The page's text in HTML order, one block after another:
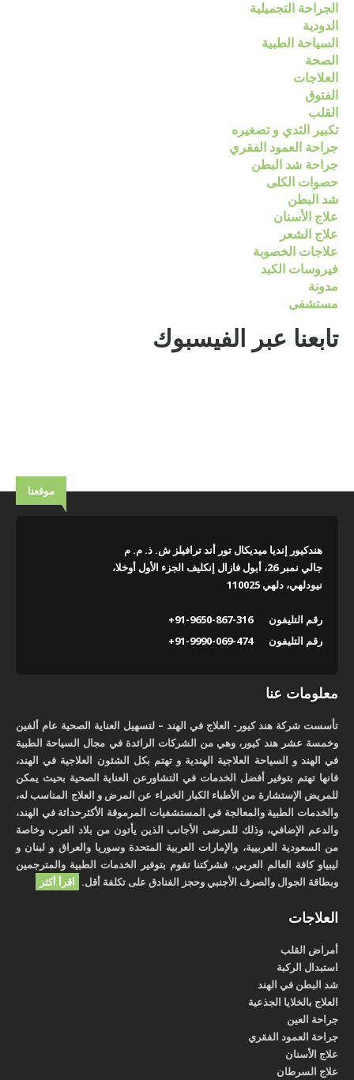
الجراحة التجميلية
الدودية
السياحة الطبية
الصحة
العلاجات
الفتوق
القلب
تكبير الثدي و تصغيره
جراحة العمود الفقري
جراحة شد البطن
حصوات الكلى
شد البطن
علاج الأسنان
علاج الشعر
علاجات الخصوبة
فيروسات الكبد
مدونة
مستشفى
تابعنا عبر الفيسبوك
موقعنا
هندكيور إنديا ميديكال تور أند ترافيلز ش. ذ. م. م
جالي نمبر 26، أبول فازال إنكليف الجزء الأول أوخلا،
نيودلهي، دلهي 110025
+91-9650-867-316
رقم التليفون
+91-9990-069-474
رقم التليفون
معلومات عنا
تأسست شركة هند كيور- العلاج في الهند – لتسهيل العناية الصحية عام ألفين
وخمسة عشر هند كيور، وهي من الشركات الرائدة في مجال السياحة الطبية
في الهند و السياحة العلاجية الهندية و تهتم بكل الشئون العلاجية في الهند،
فانها تهتم بتوفير أفضل الخدمات في التشاورعن العناية الصحية بحيث يمكن
للمريض الإستشارة من الأطباء الكبار الخبراء عن المرض و العلاج المناسب له،
والخدمات الطبية والمعالجة في المستشفيات المرموقة الأكثرحداثة في الهند،
والدعم الإضافي، وذلك للمرضى الأجانب الذين يأتون من بلاد العرب وخاصة
من السعودية العربيية، والإمارات العربية المتحدة وسوريا والعراق و لبنان و
ليبياو كافة العالم العربي. فشركتنا تقوم بتوفير الخدمات الطبية والمترجمين
وبطاقة الجوال والصرف الأجنبي وحجز الفنادق على تكلفة أقل. اقرأ أكثر
العلاجات
أمراض القلب
استبدال الركبة
شد البطن في الهند
العلاج بالخلايا الجذعية
جراحة العين
جراحة العمود الفقري
علاج الأسنان
علاج السرطان